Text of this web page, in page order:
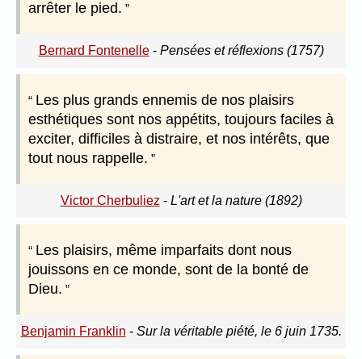
arrêter le pied.
Bernard Fontenelle- Pensées et réflexions (1757)
Les plus grands ennemis de nos plaisirs
esthétiques sont nos appétits, toujours faciles à
exciter, difficiles à distraire, et nos intérêts, que
tout nous rappelle.
Victor Cherbuliez - L'art et la nature (1892)
Les plaisirs, même imparfaits dont nous
jouissons en ce monde, sont de la bonté de
Dieu.
Benjamin Franklin - Sur la véritable piété, le 6 juin 1735.